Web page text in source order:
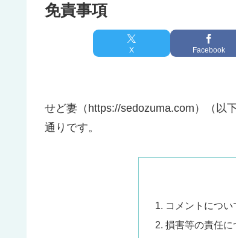
免責事項
X Facebook
せど妻（https://sedozuma.com）（以
通りです。
コメントについ
損害等の責任に